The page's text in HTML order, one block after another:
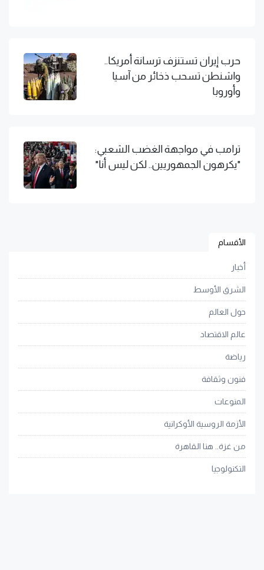
حرب إيران تستنزف ترسانة أمريكا..
واشنطن تسحب ذخائر من آسيا
وأوروبا
ترامب في مواجهة الغضب الشعبي:
"يكرهون الجمهوريين.. لكن ليس أنا"
الأقسام
أخبار
الشرق الأوسط
حول العالم
عالم الاقتصاد
رياضة
فنون وثقافة
المنوعات
الأزمة الروسية الأوكرانية
من غزة.. هنا القاهرة
التكنولوجيا